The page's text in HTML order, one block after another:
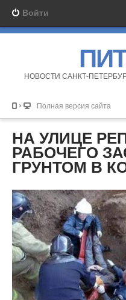
Войти
НОВОСТИ САНКТ-
Полная версия сайта
НА УЛИЦЕ
РАБОЧЕГО
ГРУНТОМ В